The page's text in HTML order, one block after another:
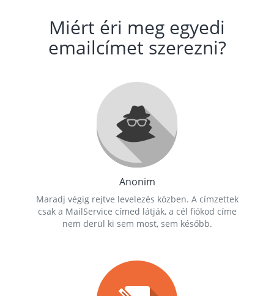
Miért éri meg egyedi
emailcímet szerezni?
Anonim
Maradj végig rejtve levelezés közben. A címzettek
csak a MailService címed látják, a cél fiókod címe
nem derül ki sem most, sem később.